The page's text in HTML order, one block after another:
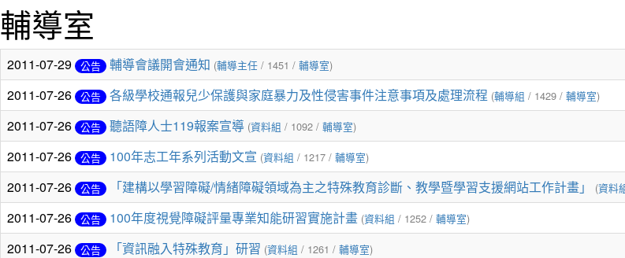
輔導室
2011-07-29 公告 輔導會議開會通知 (輔導主任 / 1451 / 輔導室)
2011-07-26 公告 各級學校通報兒少保護與家庭暴力及性侵害事件注意事項及處理流程 (輔導組 / 1429 / 輔導室)
2011-07-26 公告 聽語障人士119報案宣導 (資料組 / 1092 / 輔導室)
2011-07-26 公告 100年志工年系列活動文宣 (資料組 / 1217 / 輔導室)
2011-07-26 公告 「建構以學習障礙/情緒障礙領域為主之特殊教育診斷、教學暨學習支援網站工作計畫」 (資料
2011-07-26 公告 100年度視覺障礙評量專業知能研習實施計畫 (資料組 / 1252 / 輔導室)
2011-07-26 公告 「資訊融入特殊教育」研習 (資料組 / 1261 / 輔導室)